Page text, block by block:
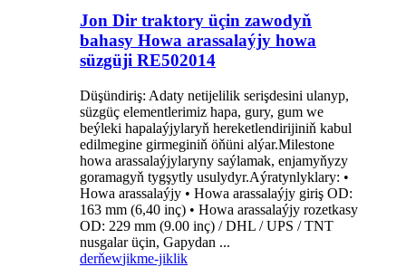
Jon Dir traktory üçin zawodyň
bahasy Howa arassalaýjy howa
süzgüji RE502014
Düşündiriş: Adaty netijelilik serişdesini ulanyp,
süzgüç elementlerimiz hapa, gury, gum we
beýleki hapalaýjylaryň hereketlendirijiniň kabul
edilmegine girmeginiň öňüni alýar.Milestone
howa arassalaýjylaryny saýlamak, enjamyňyzy
goramagyň tygşytly usulydyr.Aýratynlyklary: •
Howa arassalaýjy • Howa arassalaýjy giriş OD:
163 mm (6,40 inç) • Howa arassalaýjy rozetkasy
OD: 229 mm (9.00 inç) / DHL / UPS / TNT
nusgalar üçin, Gapydan ...
derňewjikme-jiklik